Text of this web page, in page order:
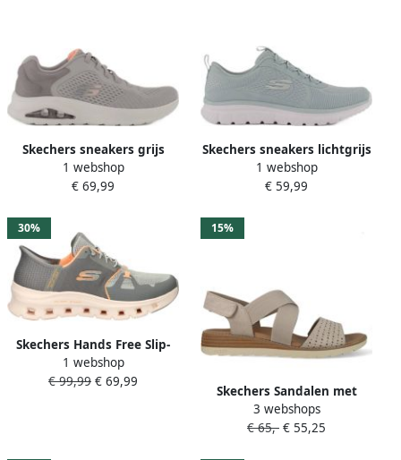
Skechers sneakers grijs
1 webshop
€ 69,99
Skechers sneakers lichtgrijs
1 webshop
€ 59,99
30%
Skechers Hands Free Slip-
Ins Glide sneakers grijs
1 webshop
€ 99,99 € 69,99
15%
Skechers Sandalen met
sleehak ARCH FIT OASIS B
PERF 113890
3 webshops
€ 65,- € 55,25